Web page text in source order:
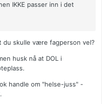
IKKE passer inn i det
du skulle være fagperson vel?
husk nå at DOL i
handle om "helse-juss" -